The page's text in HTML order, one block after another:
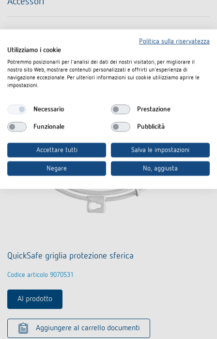
QuickSafe griglia protezione sferica
Codice articolo 9070531
Al prodotto
Aggiungere al carrello documenti
Politica sulla riservatezza
Utilizziamo i cookie
Potremmo posizionarli per l'analisi dei dati dei nostri visitatori, per migliorare il
nostro sito Web, mostrare contenuti personalizzati e offrirti un'esperienza di
navigazione eccezionale. Per ulteriori informazioni sui cookie utilizziamo aprire le
impostazioni.
Necessario Prestazione
Funzionale Pubblicità
Accettare tutti Salva le impostazioni
Negare No, aggiusta